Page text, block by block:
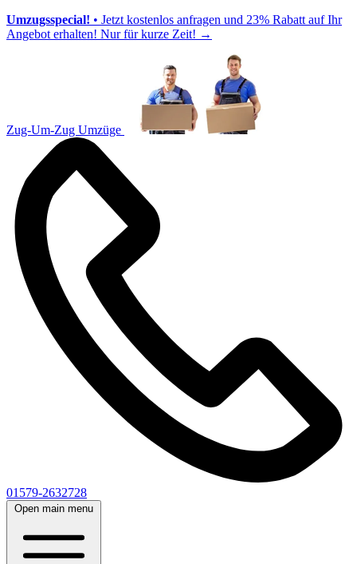
Umzugsspecial! • Jetzt kostenlos anfragen und 23% Rabatt auf Ihr
Angebot erhalten! Nur für kurze Zeit! →
Zug-Um-Zug Umzüge
01579-2632728
Open main menu